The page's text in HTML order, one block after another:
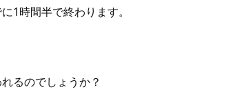
1時間半で終わります。
るのでしょうか？